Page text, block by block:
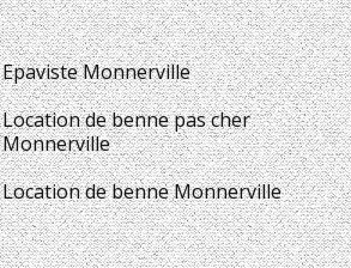
Epaviste Monnerville
Location de benne pas cher
Monnerville
Location de benne Monnerville